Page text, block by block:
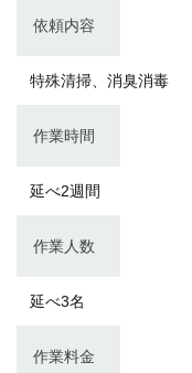
依頼内容
特殊清掃、消臭消毒
作業時間
延べ2週間
作業人数
延べ3名
作業料金